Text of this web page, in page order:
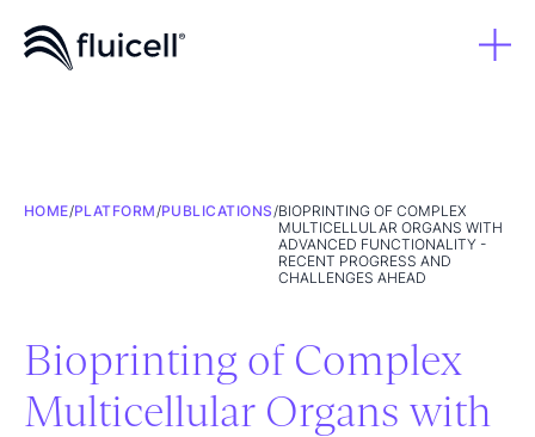
HOME/PLATFORM/PUBLICATIONS/BIOPRINTING OF COMPLEX
MULTICELLULAR ORGANS WITH
ADVANCED FUNCTIONALITY -
RECENT PROGRESS AND
CHALLENGES AHEAD
Bioprinting of Complex
Multicellular Organs with